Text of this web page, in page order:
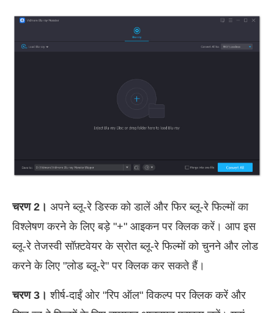
चरण 2। अपने ब्लू-रे डिस्क को डालें और फिर ब्लू-रे फिल्मों का
विश्लेषण करने के लिए बड़े "+" आइकन पर क्लिक करें। आप इस
ब्लू-रे तेजस्वी सॉफ़्टवेयर के स्रोत ब्लू-रे फिल्मों को चुनने और लोड
करने के लिए "लोड ब्लू-रे" पर क्लिक कर सकते हैं।
चरण 3।शीर्ष-दाईं ओर "रिप ऑल" विकल्प पर क्लिक करें और